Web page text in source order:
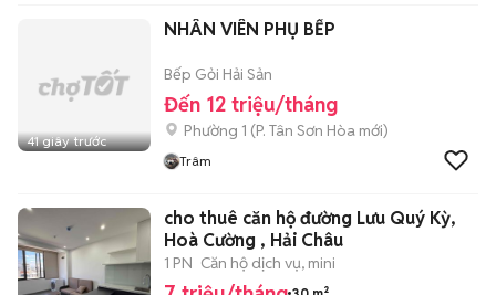
41 giây trước
NHÂN VIÊN PHỤ BẾP
Bếp Gỏi Hải Sản
Đến 12 triệu/tháng
Phường 1 (P. Tân Sơn Hòa mới)
Trâm
cho thuê căn hộ đường Lưu Quý Kỳ,
Hoà Cường , Hải Châu
1 PN Căn hộ dịch vụ, mini